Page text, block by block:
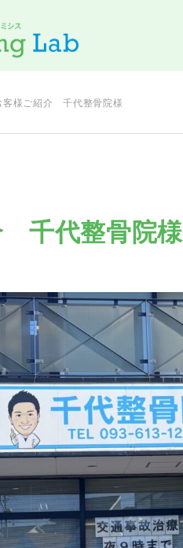
客様ご紹介 千代整骨院様
千代整骨院様